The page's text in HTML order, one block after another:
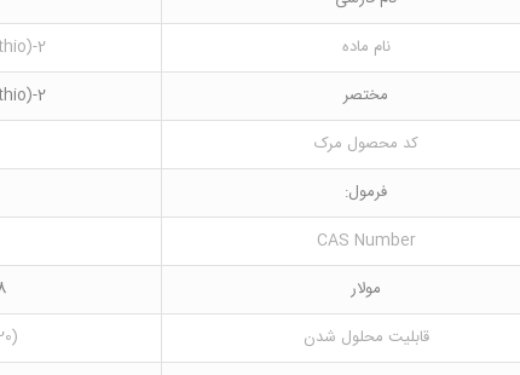
نام ماده
2-(Allylthio)-2-thiazoline
مختصر
2-(Allylthio)-2-thiazoline
کد محصول مرک
فرمول:
CAS Number
مولار
قابلیت محلول شدن
(20 °C) insoluble